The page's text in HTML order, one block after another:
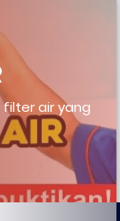
air yang